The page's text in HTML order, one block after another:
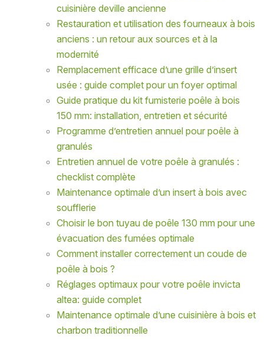
cuisinière deville ancienne
Restauration et utilisation des fourneaux à bois
anciens : un retour aux sources et à la
modernité
Remplacement efficace d’une grille d’insert
usée : guide complet pour un foyer optimal
Guide pratique du kit fumisterie poêle à bois
150 mm: installation, entretien et sécurité
Programme d’entretien annuel pour poêle à
granulés
Entretien annuel de votre poêle à granulés :
checklist complète
Maintenance optimale d’un insert à bois avec
soufflerie
Choisir le bon tuyau de poêle 130 mm pour une
évacuation des fumées optimale
Comment installer correctement un coude de
poêle à bois ?
Réglages optimaux pour votre poêle invicta
altea: guide complet
Maintenance optimale d’une cuisinière à bois et
charbon traditionnelle